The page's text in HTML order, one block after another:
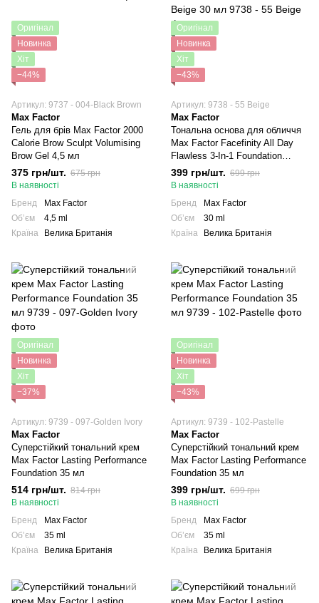
Оригінал
Новинка
Хіт
−44%
Артикул: 9737 - 004-Black Brown
Max Factor
Гель для брів Max Factor 2000
Calorie Brow Sculpt Volumising
Brow Gel 4,5 мл
375 грн/шт. 675 грн
В наявності
Бренд
Max Factor
Обʼєм
4,5 ml
Країна
Велика Британія
Оригінал
Новинка
Хіт
−43%
Артикул: 9738 - 55 Beige
Max Factor
Тональна основа для обличчя
Max Factor Facefinity All Day
Flawless 3-In-1 Foundation
SPF20 55 Beige 30 мл
399 грн/шт. 699 грн
В наявності
Бренд
Max Factor
Обʼєм
30 ml
Країна
Велика Британія
Оригінал
Новинка
Хіт
−37%
Артикул: 9739 - 097-Golden Ivory
Max Factor
Суперстійкий тональний крем
Max Factor Lasting Performance
Foundation 35 мл
514 грн/шт. 814 грн
В наявності
Бренд
Max Factor
Обʼєм
35 ml
Країна
Велика Британія
Оригінал
Новинка
Хіт
−43%
Артикул: 9739 - 102-Pastelle
Max Factor
Суперстійкий тональний крем
Max Factor Lasting Performance
Foundation 35 мл
399 грн/шт. 699 грн
В наявності
Бренд
Max Factor
Обʼєм
35 ml
Країна
Велика Британія